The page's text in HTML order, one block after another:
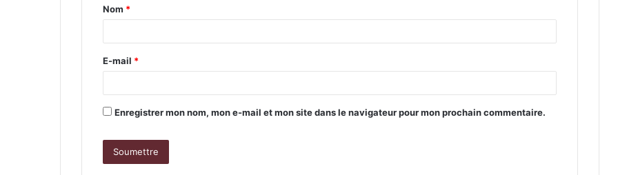
r
v
i
s
Nom *
E-mail *
Enregistrer mon nom, mon e-mail et mon site dans le navigateur pour mon prochain commentaire.